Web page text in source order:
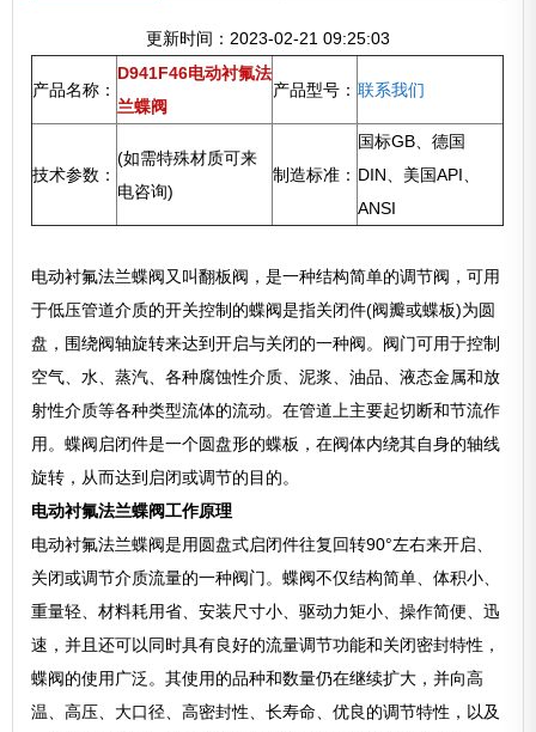
更新时间：2023-02-21 09:25:03
产品名称：
D941F46电动衬氟法
兰蝶阀
产品型号： 联系我们
技术参数：
(如需特殊材质可来
电咨询)
制造标准：
国标GB、德国
DIN、美国API、
ANSI
电动衬氟法兰蝶阀又叫翻板阀，是一种结构简单的调节阀，可用
于低压管道介质的开关控制的蝶阀是指关闭件(阀瓣或蝶板)为圆
盘，围绕阀轴旋转来达到开启与关闭的一种阀。阀门可用于控制
空气、水、蒸汽、各种腐蚀性介质、泥浆、油品、液态金属和放
射性介质等各种类型流体的流动。在管道上主要起切断和节流作
用。蝶阀启闭件是一个圆盘形的蝶板，在阀体内绕其自身的轴线
旋转，从而达到启闭或调节的目的。
电动衬氟法兰蝶阀工作原理
电动衬氟法兰蝶阀是用圆盘式启闭件往复回转90°左右来开启、
关闭或调节介质流量的一种阀门。蝶阀不仅结构简单、体积小、
重量轻、材料耗用省、安装尺寸小、驱动力矩小、操作简便、迅
速，并且还可以同时具有良好的流量调节功能和关闭密封特性，
蝶阀的使用广泛。其使用的品种和数量仍在继续扩大，并向高
温、高压、大口径、高密封性、长寿命、优良的调节特性，以及